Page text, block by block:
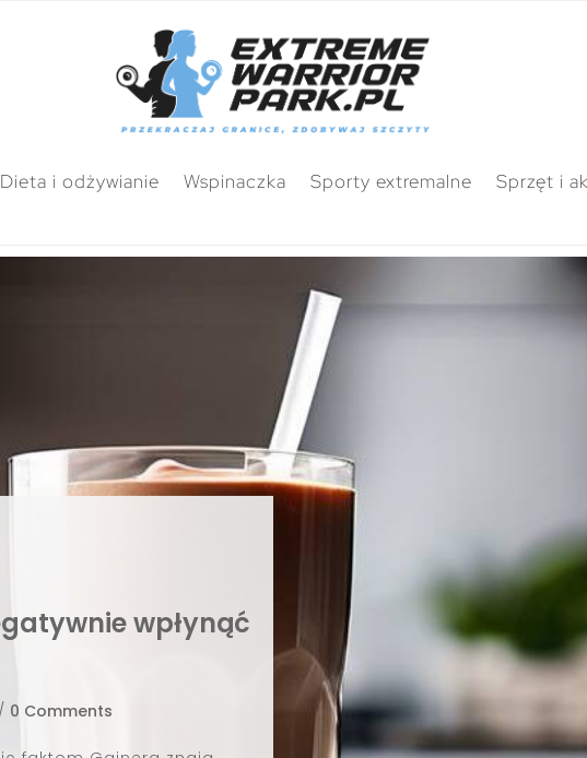
Dieta i odżywianie Wspinaczka Sporty extremalne Sprzęt i